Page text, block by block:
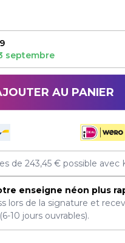
septembre
AU PANIER
de243,45€ possible avec
enseigne néon plus
lors de la signature et
10 jours ouvrables).